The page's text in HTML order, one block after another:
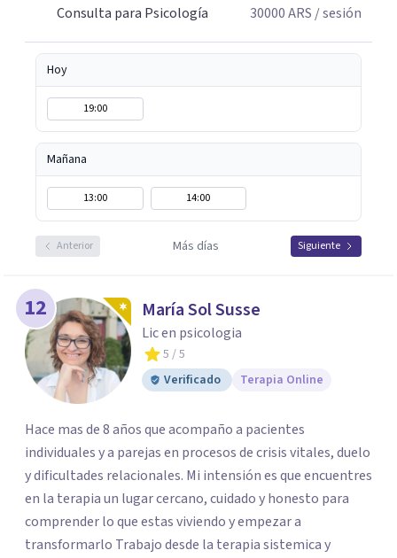
Consulta para Psicología 30000ARS / sesión
Hoy
19:00
Mañana
13:00 14:00
Anterior Más días Siguiente
12 María Sol Susse
Lic en psicologia
5 / 5
Verificado
Terapia Online
Hace mas de 8 años que acompaño a pacientes
individuales y a parejas en procesos de crisis vitales, duelo
y dificultades relacionales. Mi intensión es que encuentres
en la terapia un lugar cercano, cuidado y honesto para
comprender lo que estas viviendo y empezar a
transformarlo Trabajo desde la terapia sistemica y